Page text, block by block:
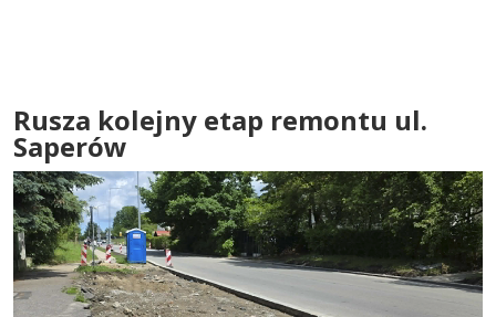
Rusza kolejny etap remontu ul.
Saperów